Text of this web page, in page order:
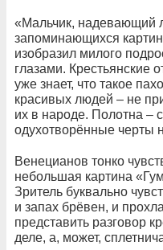
«Мальчик, надевающий
запоминающихся
изобразил милого
глазами. Крестьянские
уже знает, что такое
красивых людей – не
их в народе. Полотна –
одухотворённые черты
Венецианов тонко
небольшая картина
Зритель буквально
и запах брёвен, и
представить разговор
деле, а, может,